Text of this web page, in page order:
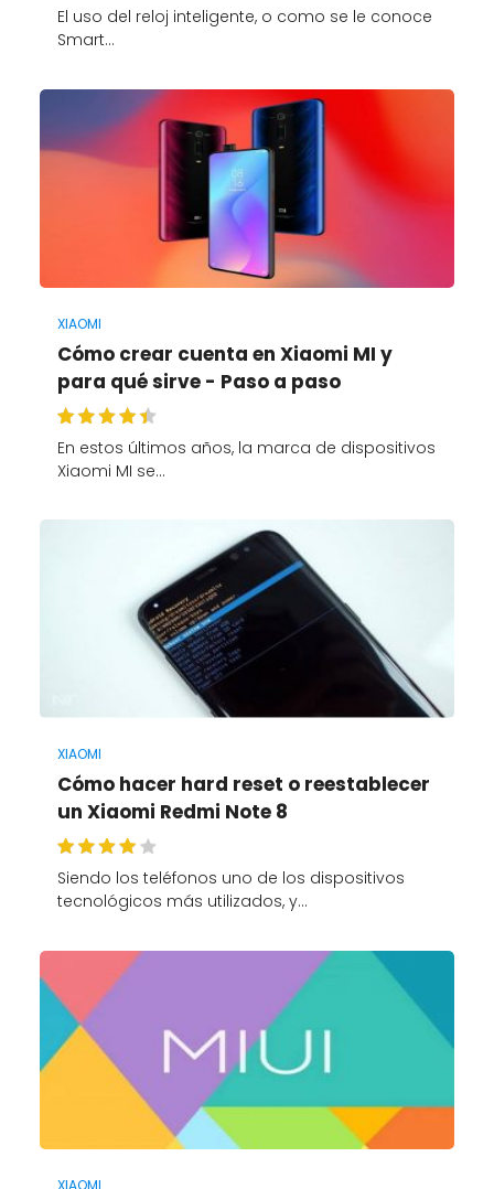
El uso del reloj inteligente, o como se le conoce
Smart…
XIAOMI
Cómo crear cuenta en Xiaomi MI y
para qué sirve - Paso a paso
En estos últimos años, la marca de dispositivos
Xiaomi MI se…
XIAOMI
Cómo hacer hard reset o reestablecer
un Xiaomi Redmi Note 8
Siendo los teléfonos uno de los dispositivos
tecnológicos más utilizados, y…
XIAOMI